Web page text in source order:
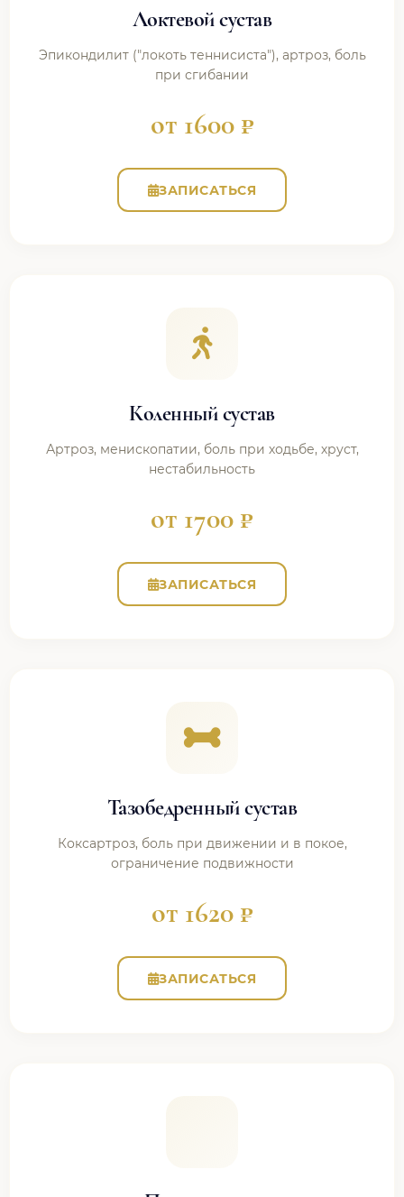
Локтевой сустав
Эпикондилит ("локоть теннисиста"), артроз, боль
при сгибании
от 1600 ₽
ЗАПИСАТЬСЯ
Коленный сустав
Артроз, менископатии, боль при ходьбе, хруст,
нестабильность
от 1700 ₽
ЗАПИСАТЬСЯ
Тазобедренный сустав
Коксартроз, боль при движении и в покое,
ограничение подвижности
от 1620 ₽
ЗАПИСАТЬСЯ